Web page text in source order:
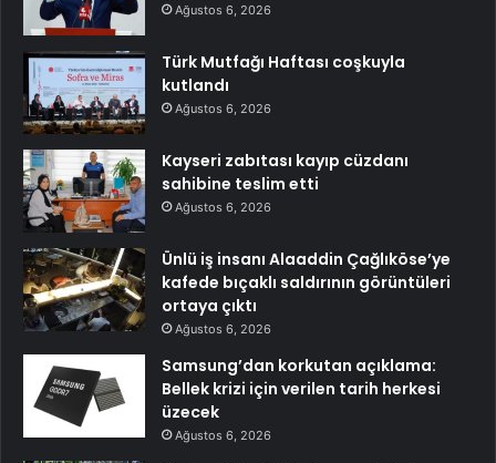
Ağustos 6, 2026
Türk Mutfağı Haftası coşkuyla
kutlandı
Ağustos 6, 2026
Kayseri zabıtası kayıp cüzdanı
sahibine teslim etti
Ağustos 6, 2026
Ünlü iş insanı Alaaddin Çağlıköse’ye
kafede bıçaklı saldırının görüntüleri
ortaya çıktı
Ağustos 6, 2026
Samsung’dan korkutan açıklama:
Bellek krizi için verilen tarih herkesi
üzecek
Ağustos 6, 2026